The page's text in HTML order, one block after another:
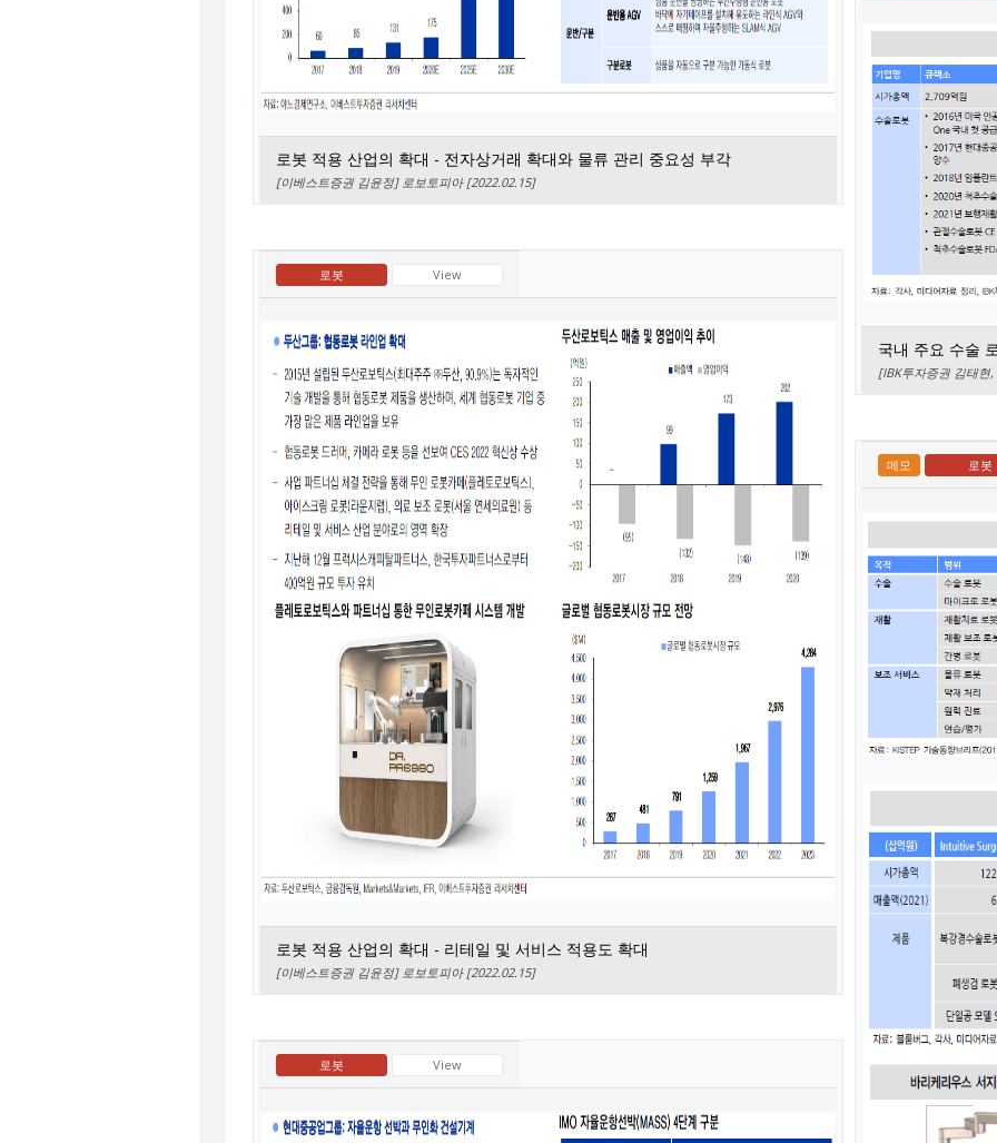
로봇 적용 산업의 확대 - 전자상거래 확대와 물류 관리 중요성 부각
[이베스트증권 김윤정] 로보토피아 [2022.02.15]
로봇 View
로봇 적용 산업의 확대 - 리테일 및 서비스 적용도 확대
[이베스트증권 김윤정] 로보토피아 [2022.02.15]
로봇 View
국내 주요 수술
[IBK투자증권 김태현
메모 로봇